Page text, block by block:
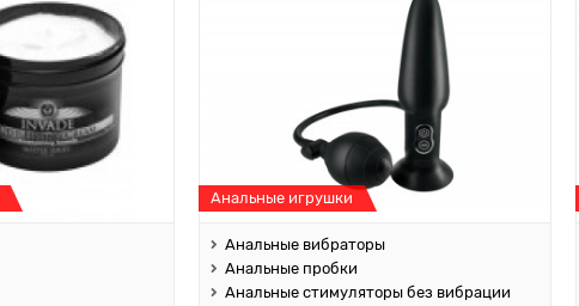
Анальные игрушки
Анальные вибраторы
Анальные пробки
Анальные стимуляторы без вибрации